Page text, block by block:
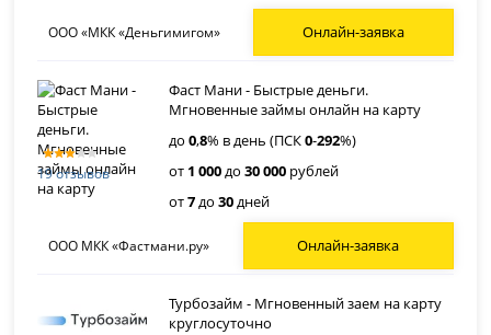
ООО «МКК «Деньгимигом» Онлайн-заявка
19 отзывов
Фаст Мани - Быстрые деньги.
Мгновенные займы онлайн на карту
до0,8% в день (ПСК0-292%)
от 1 000до30 000 рублей
от7до30дней
ООО МКК «Фастмани.ру» Онлайн-заявка
Турбозайм - Мгновенный заем на карту
круглосуточно